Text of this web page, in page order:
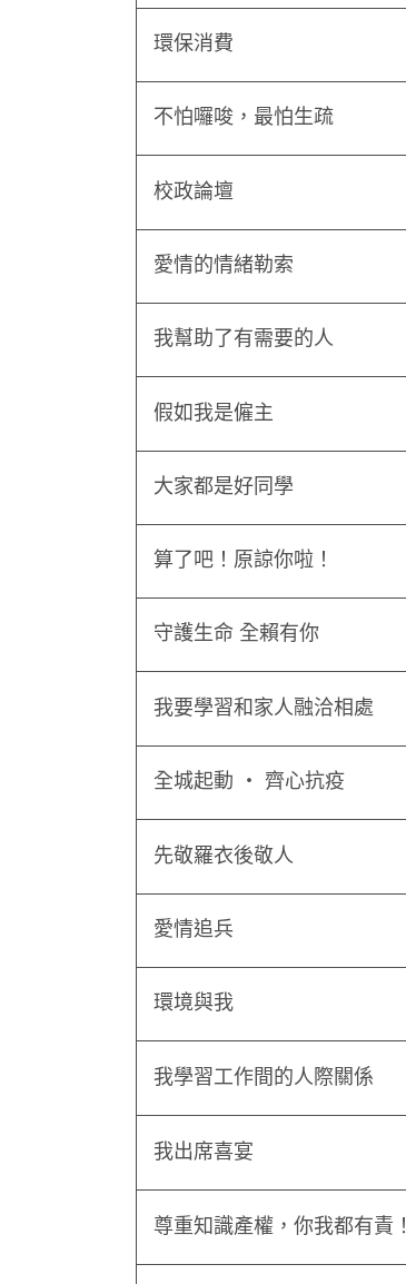
環保消費
不怕囉唆，最怕生疏
校政論壇
愛情的情緒勒索
我幫助了有需要的人
假如我是僱主
大家都是好同學
算了吧！原諒你啦！
守護生命 全賴有你
我要學習和家人融洽相處
全城起動 ‧ 齊心抗疫
先敬羅衣後敬人
愛情追兵
環境與我
我學習工作間的人際關係
我出席喜宴
尊重知識產權，你我都有責！